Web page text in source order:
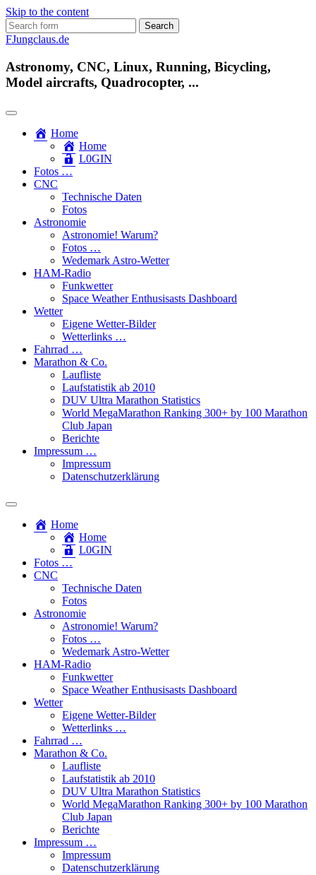
Skip to the content
Search
for:
FJungclaus.de
Astronomy, CNC, Linux, Running, Bicycling,
Model aircrafts, Quadrocopter, ...
Home
Home
L​0​​GIN
Fotos …
CNC
Technische Daten
Fotos
Astronomie
Astronomie! Warum?
Fotos …
Wedemark Astro-Wetter
HAM-Radio
Funkwetter
Space Weather Enthusisasts Dashboard
Wetter
Eigene Wetter-Bilder
Wetterlinks …
Fahrrad …
Marathon & Co.
Laufliste
Laufstatistik ab 2010
DUV Ultra Marathon Statistics
World MegaMarathon Ranking 300+ by 100 Marathon
Club Japan
Berichte
Impressum …
Impressum
Datenschutzerklärung
Toggle
search
field
Home
Home
L​0​​GIN
Fotos …
CNC
Technische Daten
Fotos
Astronomie
Astronomie! Warum?
Fotos …
Wedemark Astro-Wetter
HAM-Radio
Funkwetter
Space Weather Enthusisasts Dashboard
Wetter
Eigene Wetter-Bilder
Wetterlinks …
Fahrrad …
Marathon & Co.
Laufliste
Laufstatistik ab 2010
DUV Ultra Marathon Statistics
World MegaMarathon Ranking 300+ by 100 Marathon
Club Japan
Berichte
Impressum …
Impressum
Datenschutzerklärung